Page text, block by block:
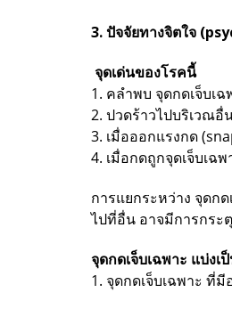
3. ปัจจัยทางจิตใจ
จุดเด่นของโรคนี้
1. คลำพบ จุดกดเจ็บเฉ
2. ปวดร้าวไปบริเวณอื่
3. เมื่อออกแรงกด
4. เมื่อกดถูกจุดเจ็บเฉ
การแยกระหว่าง จุดก
ไปที่อื่น อาจมีการกระ
จุดกดเจ็บเฉพาะ แบ่งเ
1. จุดกดเจ็บเฉพาะ ที่